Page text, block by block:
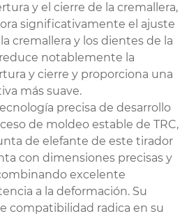
y el cierre de la cremallera,
significativamente el ajuste
cremallera y los dientes de la
notablemente la
y cierre y proporciona una
más suave.
precisa de desarrollo
de moldeo estable de TRC,
de elefante de este tirador
con dimensiones precisas y
excelente
a la deformación. Su
compatibilidad radica en su